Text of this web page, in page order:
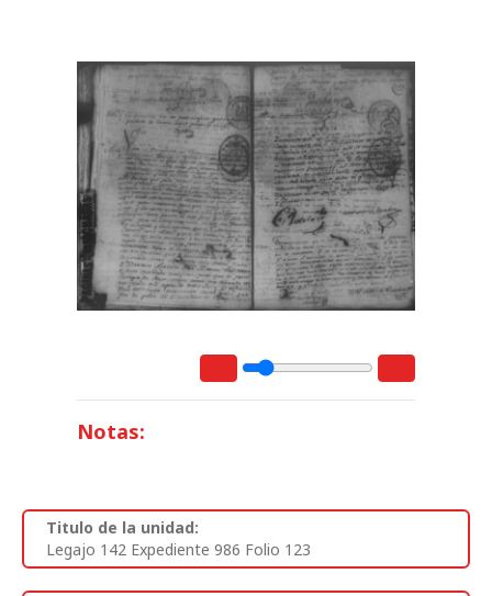
Notas:
Titulo de la unidad:
Legajo 142 Expediente 986 Folio 123